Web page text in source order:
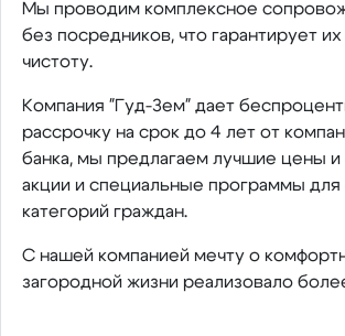
Мы проводим комплексное
без посредников, что гарантирует
чистоту.
Компания "Гуд-Зем" дает
рассрочку на срок до 4 лет от
банка, мы предлагаем лучшие цены
акции и специальные программы
категорий граждан.
С нашей компанией мечту о
загородной жизни реализовало